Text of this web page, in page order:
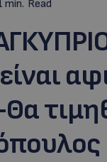
min. Read